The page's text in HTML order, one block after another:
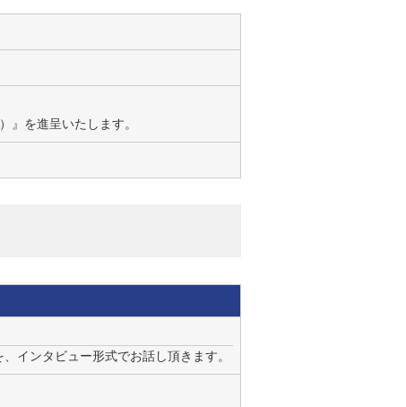
』を進呈いたします。
インタビュー形式でお話し頂きます。